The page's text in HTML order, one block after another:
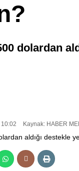
dolardan
10:02 Kaynak: HABER